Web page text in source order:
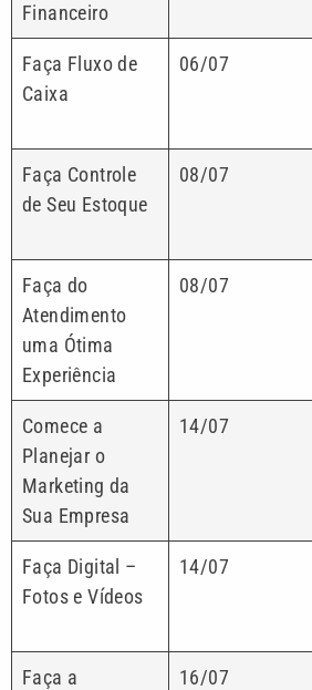
Financeiro
Faça Fluxo de
Caixa
06/07
Faça Controle
de Seu Estoque
08/07
Faça do
Atendimento
uma Ótima
Experiência
08/07
Comece a
Planejar o
Marketing da
Sua Empresa
14/07
Faça Digital –
Fotos e Vídeos
14/07
Faça a 16/07